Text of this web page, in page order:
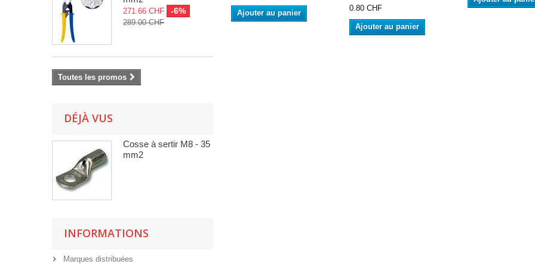
271.66 CHF -6%
289.00 CHF
Toutes les promos
DÉJÀ VUS
Cosse à sertir M8 - 35
mm2
INFORMATIONS
Marques distribuées
Ajouter au panier
0.80 CHF
Ajouter au panier